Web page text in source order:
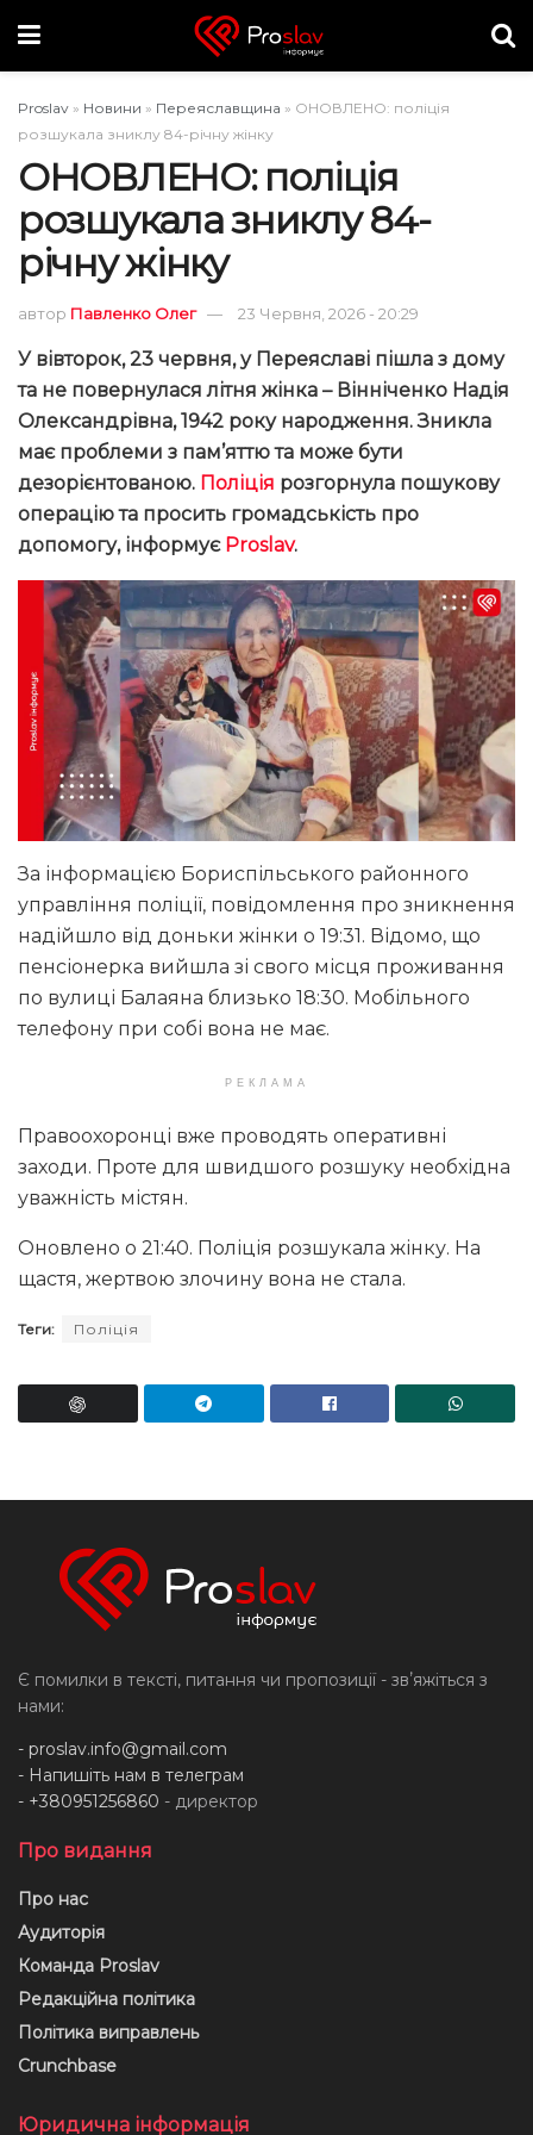
Proslav » Новини » Переяславщина » ОНОВЛЕНО: поліція
розшукала зниклу 84-річну жінку
ОНОВЛЕНО: поліція
розшукала зниклу 84-
річну жінку
автор Павленко Олег 23 Червня, 2026 - 20:29
У вівторок, 23 червня, у Переяславі пішла з дому
та не повернулася літня жінка –Вінніченко Надія
Олександрівна,1942 року народження. Зникла
має проблеми з пам’яттю та може бути
дезорієнтованою. Поліція розгорнула пошукову
операцію та просить громадськість про
допомогу, інформує Proslav.
За інформацією Бориспільського районного
управління поліції, повідомлення про зникнення
надійшло від доньки жінки о 19:31. Відомо, що
пенсіонерка вийшла зі свого місця проживання
по вулиці Балаяна близько 18:30. Мобільного
телефону при собі вона не має.
РЕКЛАМА
Правоохоронці вже проводять оперативні
заходи. Проте для швидшого розшуку необхідна
уважність містян.
Оновлено о 21:40. Поліція розшукала жінку. На
щастя, жертвою злочину вона не стала.
Теги: Поліція
Є помилки в тексті, питання чи пропозиції - звʼяжіться з
нами:
- proslav.info@gmail.com
- Напишіть нам в телеграм
- +380951256860 - директор
Про видання
Про нас
Аудиторія
Команда Proslav
Редакційна політика
Політика виправлень
Crunchbase
Юридична інформація